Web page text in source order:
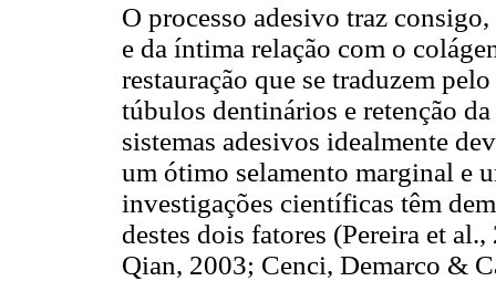
O processo adesivo traz
e da íntima relação com o
restauração que se traduzem
túbulos dentinários e retenção
sistemas adesivos idealmente
um ótimo selamento marginal e
investigações científicas têm
destes dois fatores (Pereira et
Qian, 2003; Cenci, Demarco &